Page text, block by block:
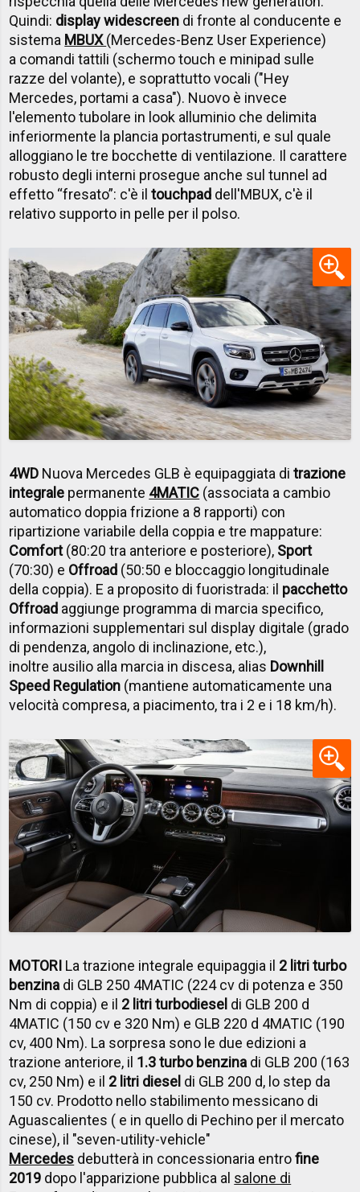
Quindi: display widescreen di fronte al conducente e
sistema MBUX(Mercedes-Benz User Experience)
a comandi tattili (schermo touch e minipad sulle
razze del volante), e soprattutto vocali ("Hey
Mercedes, portami a casa"). Nuovo è invece
l'elemento tubolare in look alluminio che delimita
inferiormente la plancia portastrumenti, e sul quale
alloggiano le tre bocchette di ventilazione. Il carattere
robusto degli interni prosegue anche sul tunnel ad
effetto “fresato”: c'è iltouchpad dell'MBUX, c'è il
relativo supporto in pelle per il polso.
4WD Nuova Mercedes GLB è equipaggiata ditrazione
integrale permanente 4MATIC (associata a cambio
automatico doppia frizione a 8 rapporti) con
ripartizione variabile della coppia e tre mappature:
Comfort(80:20 tra anteriore e posteriore), Sport
(70:30) e Offroad (50:50 e bloccaggio longitudinale
della coppia). E a proposito di fuoristrada: il pacchetto
Offroad aggiunge programma di marcia specifico,
informazioni supplementari sul display digitale (grado
di pendenza, angolo di inclinazione, etc.),
inoltre ausilio alla marcia in discesa, alias Downhill
Speed Regulation (mantiene automaticamente una
velocità compresa, a piacimento, tra i 2 e i 18 km/h).
MOTORI La trazione integrale equipaggia il 2 litri turbo
benzina di GLB 250 4MATIC (224 cv di potenza e 350
Nm di coppia) e il 2 litri turbodiesel di GLB 200 d
4MATIC (150 cv e 320 Nm) e GLB 220 d 4MATIC (190
cv, 400 Nm). La sorpresa sono le due edizioni a
trazione anteriore, il 1.3 turbo benzina di GLB 200 (163
cv, 250 Nm) e il 2 litri diesel di GLB 200 d, lo step da
150 cv. Prodotto nello stabilimento messicano di
Aguascalientes ( e in quello di Pechino per il mercato
cinese), il "seven-utility-vehicle"
Mercedes debutterà in concessionaria entrofine
2019 dopo l'apparizione pubblica al salone di